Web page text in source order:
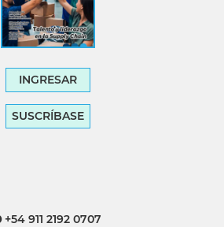
INGRESAR
SUSCRÍBASE
+54 911 2192 0707